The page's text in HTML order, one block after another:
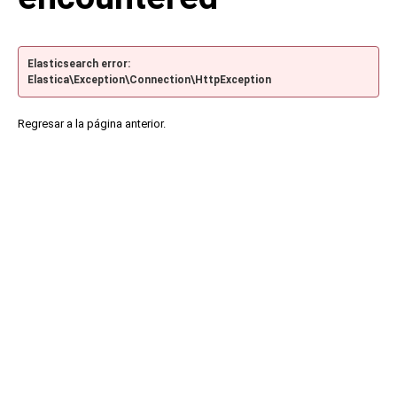
Elasticsearch error:
Elastica\Exception\Connection\HttpException
Regresar a la página anterior.